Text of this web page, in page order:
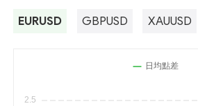
EURUSD GBPUSD XAUUSD